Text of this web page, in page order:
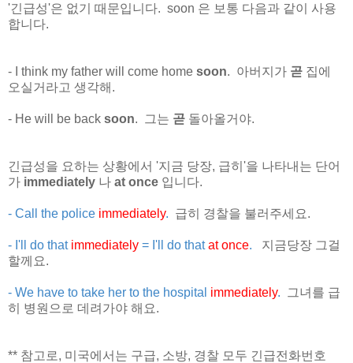
'긴급성'은 없기 때문입니다. soon 은 보통 다음과 같이 사용
합니다.
- I think my father will come home soon. 아버지가 곧 집에
오실거라고 생각해.
- He will be back soon. 그는 곧 돌아올거야.
긴급성을 요하는 상황에서 '지금 당장, 급히'을 나타내는 단어
가 immediately 나 at once 입니다.
- Call the police immediately. 급히 경찰을 불러주세요.
- I'll do that immediately = I'll do thatat once.
지금당장 그걸
할께요.
- We have to take her to the hospital immediately. 그녀를 급
히 병원으로 데려가야 해요.
** 참고로, 미국에서는 구급, 소방, 경찰 모두 긴급전화번호